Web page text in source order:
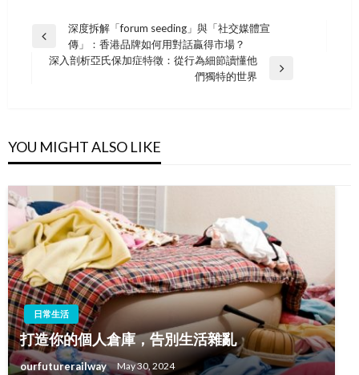
Post
navigation
Previous
Post
深度拆解「forum seeding」與「社交媒體宣
傳」：香港品牌如何用對話贏得市場？
深入剖析亞氏保加症特徵：從行為細節讀懂他
們獨特的世界
YOU MIGHT ALSO LIKE
日常生活
打造你的個人倉庫，告別生活雜亂
ourfuturerailway May 30, 2024